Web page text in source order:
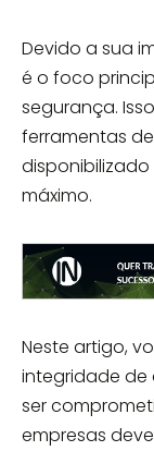
Devido a sua
é o foco
segurança.
ferramentas
máximo.
Neste artigo,
integridade de
ser
empresas